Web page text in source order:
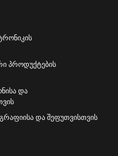
პროდუქტების
და
და შეფუთვისთვის